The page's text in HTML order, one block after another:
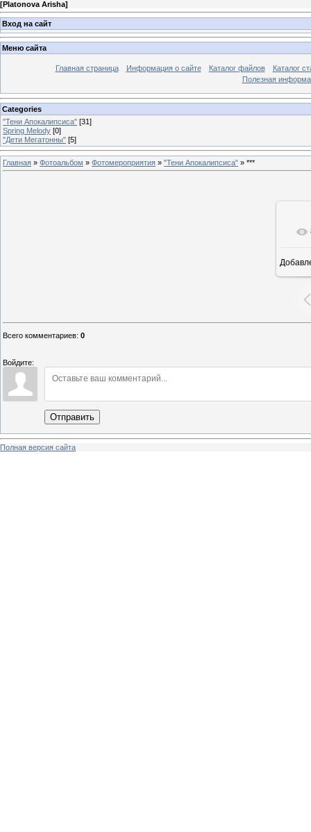
[Platonova Arisha]
Вход на сайт
Меню сайта
Главная страница Информация о сайте Каталог файлов
Каталог
Полезная
Categories
"Тени Апокалипсиса" [31]
Spring Melody [0]
"Дети Мегатонны" [5]
Главная » Фотоальбом » Фотомероприятия » "Тени Апокалипсиса" » ***
Всего комментариев: 0
Войдите:
Отправить
Полная версия сайта